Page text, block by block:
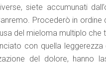
siete accumunati
Procederò in ordine
del mieloma multiplo
con quella
del dolore, hanno